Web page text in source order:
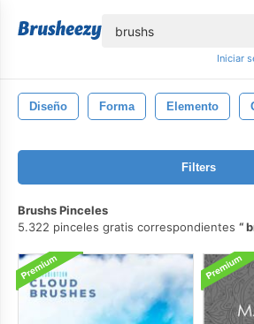
Iniciar
Diseño Forma Elemento
Filters
Brushs Pinceles
5.322 pinceles gratis correspondientes